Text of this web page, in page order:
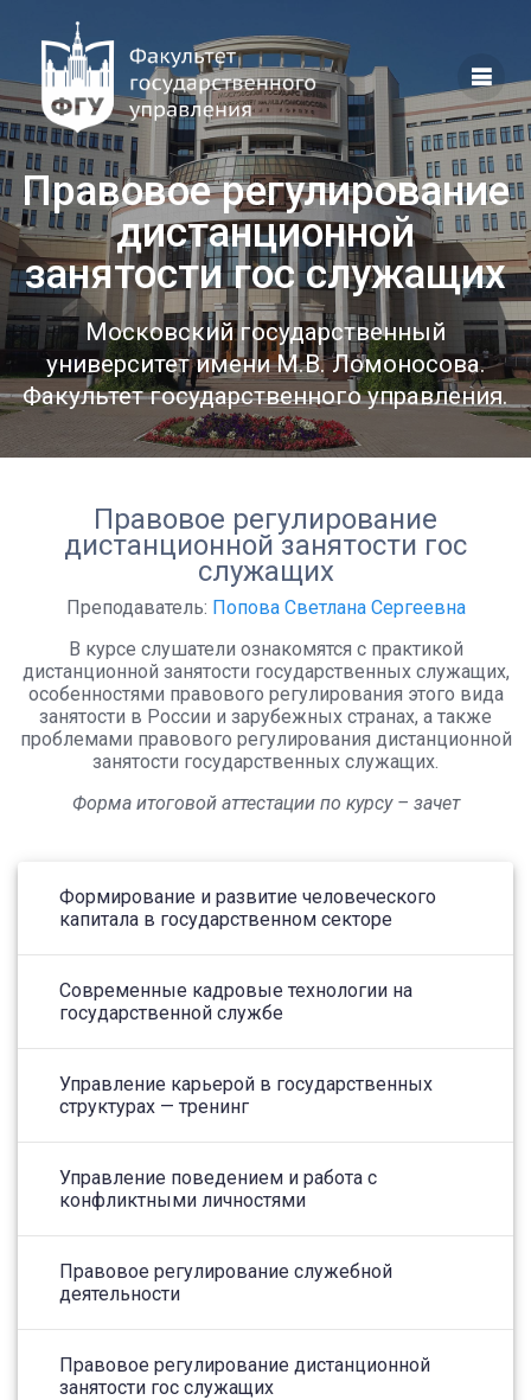
к
контенту
Правовое регулирование
дистанционной
занятости гос служащих
Московский государственный
университет имени М.В. Ломоносова.
Факультет государственного управления.
Формирование и развитие человеческого
капитала в государственном секторе
Современные кадровые технологии на
государственной службе
Управление карьерой в государственных
структурах — тренинг
Управление поведением и работа с
конфликтными личностями
Правовое регулирование служебной
деятельности
Правовое регулирование дистанционной
занятости гос служащих
Правовое регулирование
дистанционной занятости гос
служащих
Преподаватель: Попова Светлана Сергеевна
В курсе слушатели ознакомятся с практикой
дистанционной занятости государственных служащих,
особенностями правового регулирования этого вида
занятости в России и зарубежных странах, а также
проблемами правового регулирования дистанционной
занятости государственных служащих.
Форма итоговой аттестации по курсу – зачет